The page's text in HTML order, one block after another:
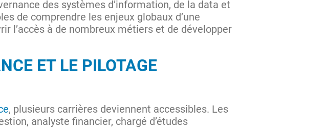
des systèmes d’information, de la data et
de comprendre les enjeux globaux d’une
l’accès à de nombreux métiers et de développer
ET LE PILOTAGE
, plusieurs carrières deviennent accessibles. Les
analyste financier, chargé d’études